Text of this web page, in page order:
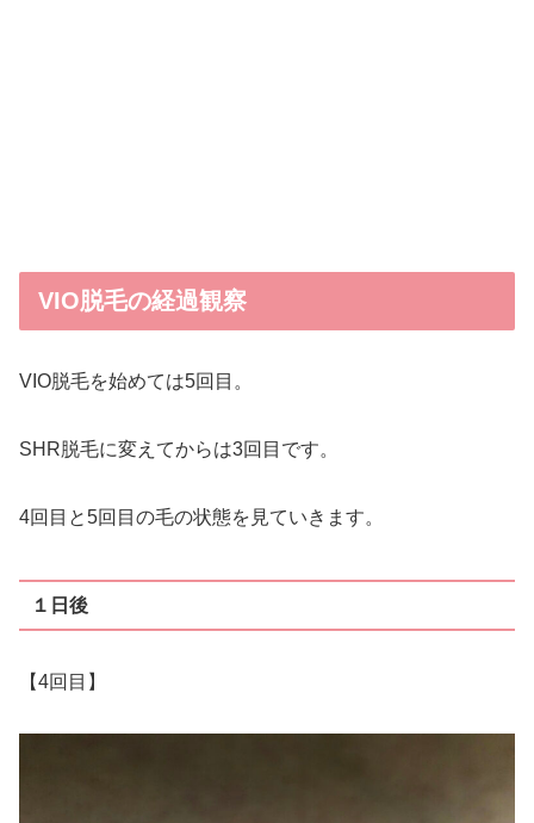
VIO脱毛の経過観察
VIO脱毛を始めては5回目。
SHR脱毛に変えてからは3回目です。
4回目と5回目の毛の状態を見ていきます。
１日後
【4回目】